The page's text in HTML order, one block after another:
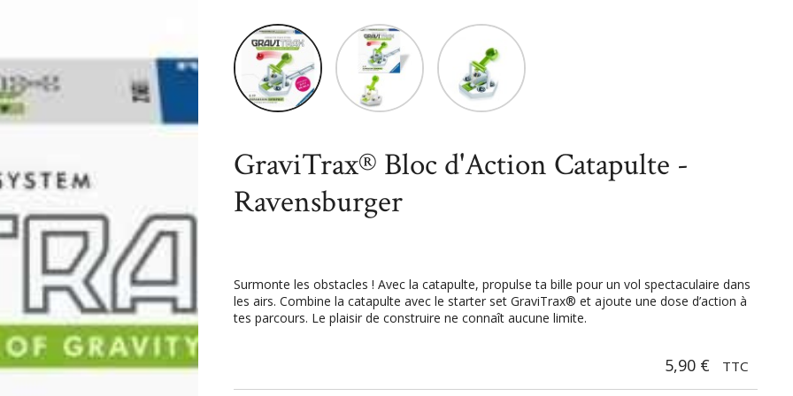
Accueil Jouets Univers miniatures Jeux de construction
- Ravensburger
GraviTrax® Bloc d'Action Catapulte -
Ravensburger
Surmonte les obstacles ! Avec la catapulte, propulse ta bille pour un vol spectaculaire dans
les airs. Combine la catapulte avec le starter set GraviTrax® et ajoute une dose d’action à
tes parcours. Le plaisir de construire ne connaît aucune limite.
5,90 € TTC